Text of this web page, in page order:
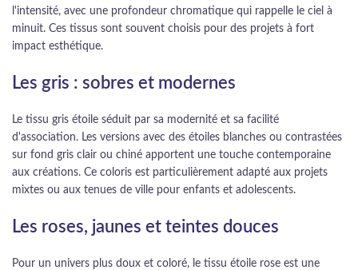
l'intensité, avec une profondeur chromatique qui rappelle le ciel à
minuit. Ces tissus sont souvent choisis pour des projets à fort
impact esthétique.
Les gris : sobres et modernes
Le tissu gris étoile séduit par sa modernité et sa facilité
d'association. Les versions avec des étoiles blanches ou contrastées
sur fond gris clair ou chiné apportent une touche contemporaine
aux créations. Ce coloris est particulièrement adapté aux projets
mixtes ou aux tenues de ville pour enfants et adolescents.
Les roses, jaunes et teintes douces
Pour un univers plus doux et coloré, le tissu étoile rose est une